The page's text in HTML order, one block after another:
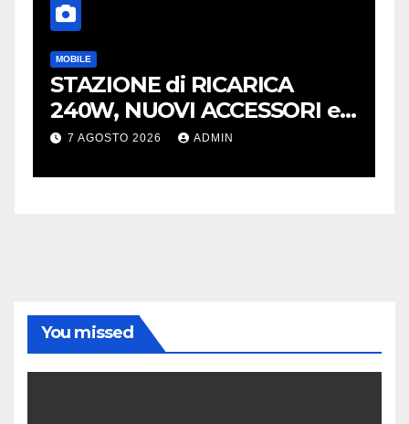
MOBILE
STAZIONE di RICARICA
240W, NUOVI ACCESSORI e
CAVI 40Gb SBS
7 AGOSTO 2026 ADMIN
You missed